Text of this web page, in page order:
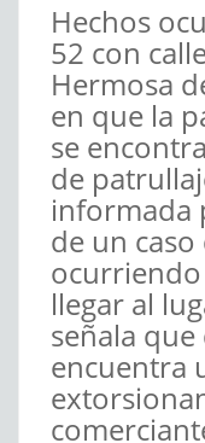
Hechos
52 con
Hermosa
en que la
se
de
informada
de un
ocurriendo
llegar al
señala
encuentra